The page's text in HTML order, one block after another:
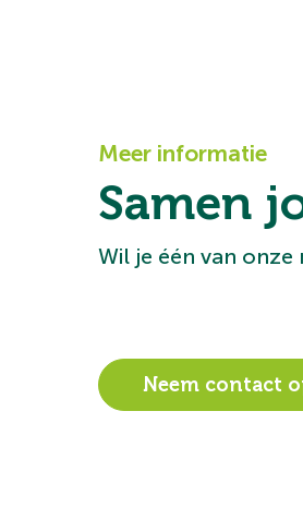
Meer informatie
Samen
Wil je één van
Neem contact